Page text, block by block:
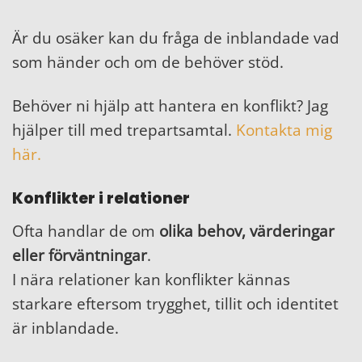
Är du osäker kan du fråga de inblandade vad
som händer och om de behöver stöd.
Behöver ni hjälp att hantera en konflikt? Jag
hjälper till med trepartsamtal. Kontakta mig
här.
Konflikter i relationer
Ofta handlar de om olika behov, värderingar
eller förväntningar.
I nära relationer kan konflikter kännas
starkare eftersom trygghet, tillit och identitet
är inblandade.